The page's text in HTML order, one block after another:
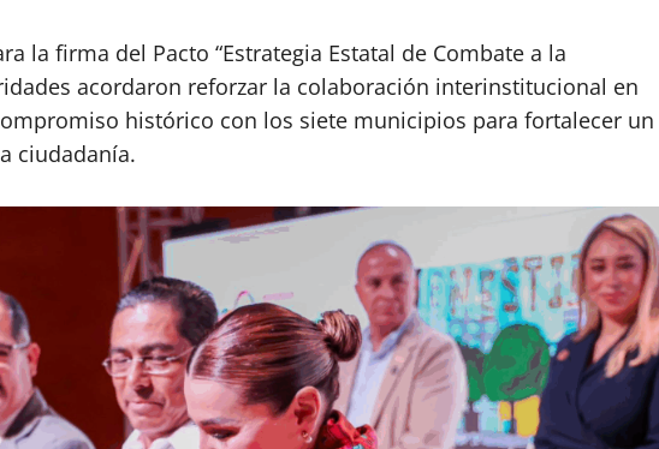
la firma del Pacto “Estrategia Estatal de Combate a la
acordaron reforzar la colaboración interinstitucional en
histórico con los siete municipios para fortalecer un
ciudadanía.